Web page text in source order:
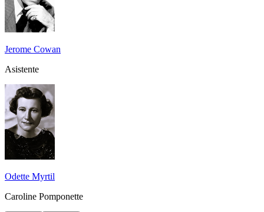
Jerome Cowan
Asistente
Odette Myrtil
Caroline Pomponette